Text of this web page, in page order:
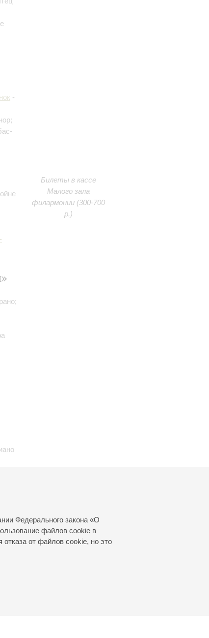
Федерального закона «О
файлов cookie в
от файлов cookie, но это
-
Билеты в кассе
Малого зала
филармонии (300-700
р.)